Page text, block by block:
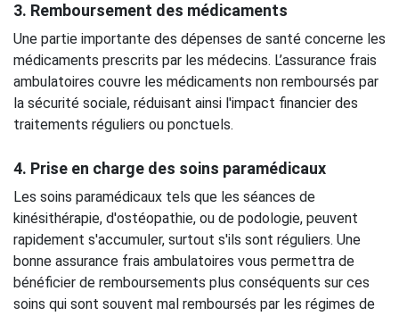
3. Remboursement des médicaments
Une partie importante des dépenses de santé concerne les
médicaments prescrits par les médecins. L’assurance frais
ambulatoires couvre les médicaments non remboursés par
la sécurité sociale, réduisant ainsi l'impact financier des
traitements réguliers ou ponctuels.
4. Prise en charge des soins paramédicaux
Les soins paramédicaux tels que les séances de
kinésithérapie, d'ostéopathie, ou de podologie, peuvent
rapidement s'accumuler, surtout s'ils sont réguliers. Une
bonne assurance frais ambulatoires vous permettra de
bénéficier de remboursements plus conséquents sur ces
soins qui sont souvent mal remboursés par les régimes de